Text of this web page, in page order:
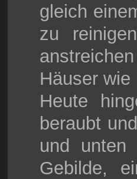
gleich
zu
Häuser
Heute
beraubt
und unten
Gebilde,